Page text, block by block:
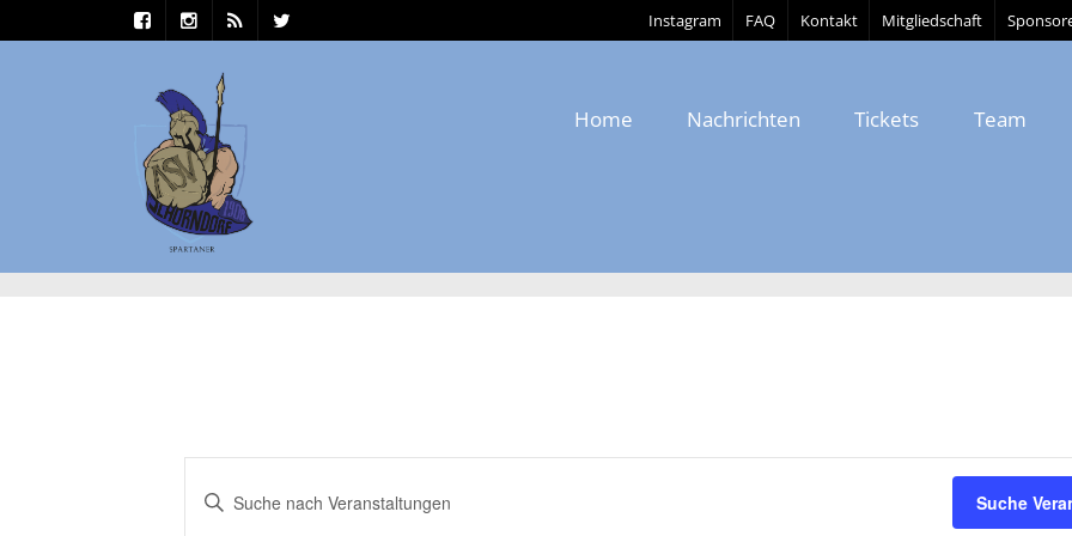
Instagram FAQ Kontakt Mitgliedschaft
Home Nachrichten Tickets Team
Suche
Bitte
Schlüsselwort
Suche